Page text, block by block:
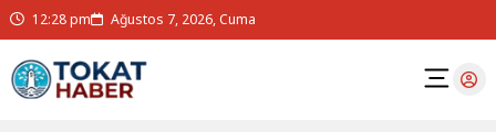
12:28 pm Ağustos 7, 2026, Cuma